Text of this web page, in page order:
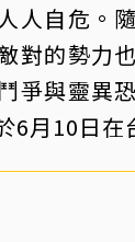
人自危。
對的勢力
爭與靈異
6月10日在